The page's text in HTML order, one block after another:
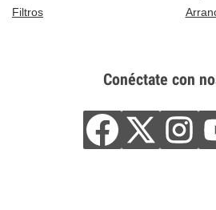
Filtros
Conéctate con